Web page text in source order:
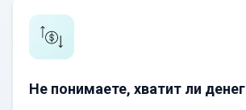
Не понимаете, хватит ли денег